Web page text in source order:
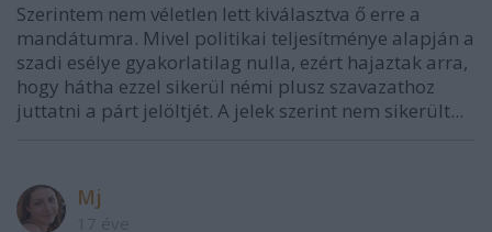
Szerintem nem véletlen lett kiválasztva ő erre a
mandátumra. Mivel politikai teljesítménye alapján a
szadi esélye gyakorlatilag nulla, ezért hajaztak arra,
hogy hátha ezzel sikerül némi plusz szavazathoz
juttatni a párt jelöltjét. A jelek szerint nem sikerült...
Mj